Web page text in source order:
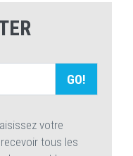
GO!
votre
tous les